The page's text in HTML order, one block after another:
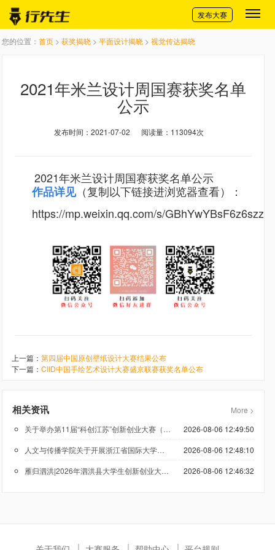
切换导航
发布大赛
您的位置： 首页 > 获奖揭晓 > 平面设计揭晓 > 视觉传达揭晓
​2021年米兰设计周国赛获奖名单
公示
发布时间：2021-07-02 阅读量：113094次
2021年米兰设计周国赛获奖名单公示
作品详见 （复制以下链接进浏览器查看） ：
https://mp.weixin.qq.com/s/
上一篇： 第四届中国原创壁纸设计大赛结果公布
下一篇： CIID中国手绘艺术设计大赛盛京联赛获奖名单公布
相关资讯
More >
关于举办第11届“科创江苏”创新创业大赛（低空经济领域）的通知
2026-08-06 12:49:50
人文与传播学院关于开展浙江省国际大学生创新大赛（2026）参赛报名工作的通知
2026-08-06 12:48:10
雁归泗洪|2026年泗洪县大学生创新创业大赛正在报名
2026-08-06 12:46:32